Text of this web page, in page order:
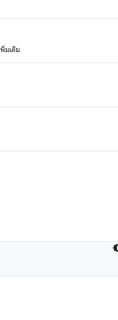
มเติม